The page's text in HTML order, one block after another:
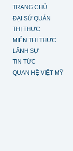
TRANG CHỦ
ĐẠI SỨ QUÁN
THỊ THỰC
MIỄN THỊ THỰC
LÃNH SỰ
TIN TỨC
QUAN HỆ VIỆT MỸ